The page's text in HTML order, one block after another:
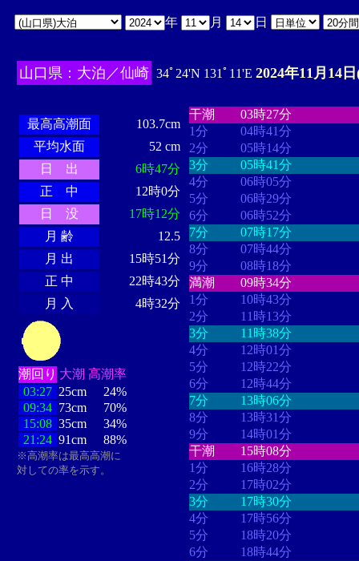
年 月 日
山口県：大泊／仙崎 34ﾟ24'N 131ﾟ11'E 2024年11月14
最高高潮面
103.7cm
平均水面
52 cm
日 出
6時47分
正 中
12時0分
日 没
17時12分
月 齢
12.5
月 出
15時51分
正 中
22時43分
月 入
4時32分
潮回り 大潮 高潮率
03:27 25cm
24%
09:34 73cm
70%
15:08 35cm
34%
21:24 91cm 88%
※高潮率は最高高潮に
対しての率を示す。
干潮
03時27分
1分
04時41分
2分
05時14分
3分
05時41分
4分
06時05分
5分
06時29分
6分
06時52分
7分
07時17分
8分
07時44分
9分
08時18分
満潮
09時34分
1分
10時43分
2分
11時13分
3分
11時38分
4分
12時01分
5分
12時22分
6分
12時44分
7分
13時06分
8分
13時31分
9分
14時01分
干潮
15時08分
1分
16時28分
2分
17時02分
3分
17時30分
4分
17時56分
5分
18時20分
6分
18時44分